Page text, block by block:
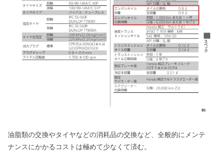
油脂類の交換やタイヤなどの消耗品の交換など、全般的にメンテ
ナンスにかかるコストは極めて少なくて済む。